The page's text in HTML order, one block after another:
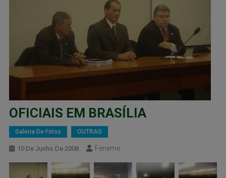
OFICIAIS EM BRASÍLIA
Galeria De Fotos OUTRAS
10 De Junho De 2008 Feneme